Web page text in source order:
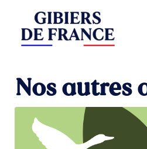
Nos autres